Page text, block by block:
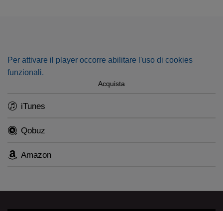
Per attivare il player occorre abilitare l'uso di cookies
funzionali.
Acquista
iTunes
Qobuz
Amazon